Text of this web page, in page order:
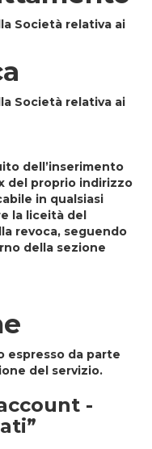
Società relativa ai
Società relativa ai
dell’inserimento
del proprio indirizzo
in qualsiasi
la liceità del
revoca, seguendo
della sezione
espresso da parte
del servizio.
-